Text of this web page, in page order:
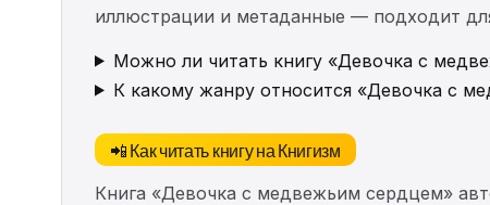
иллюстрации и метаданные — подходит
Можно ли читать книгу «Девочка с
К какому жанру относится «Девочка с
📲 Как читать книгу на Книгизм
Книга «Девочка с медвежьим сердцем»